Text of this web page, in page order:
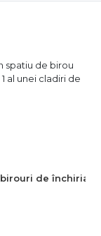
de închiriat
spatiu de birou
al unei cladiri de
de pe palier.